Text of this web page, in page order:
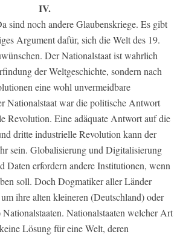
IV.
sind noch andere Glaubenskriege. Es gibt
Argument dafür, sich die Welt des 19.
Der Nationalstaat ist wahrlich
der Weltgeschichte, sondern nach
eine wohl unvermeidbare
Nationalstaat war die politische Antwort
Revolution. Eine adäquate Antwort auf die
dritte industrielle Revolution kann der
sein. Globalisierung und Digitalisierung
Daten erfordern andere Institutionen, wenn
soll. Doch Dogmatiker aller Länder
ihre alten kleineren (Deutschland) oder
Nationalstaaten welcher Art
Lösung für eine Welt, deren